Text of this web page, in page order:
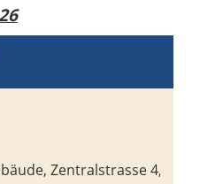
Zentralstrasse 4,